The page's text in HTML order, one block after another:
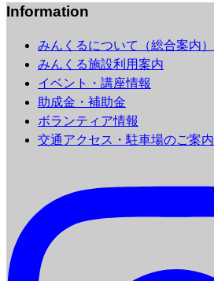
Information
みんくるについて（総合案内）
みんくる施設利用案内
イベント・講座情報
助成金・補助金
ボランティア情報
交通アクセス・駐車場のご案内